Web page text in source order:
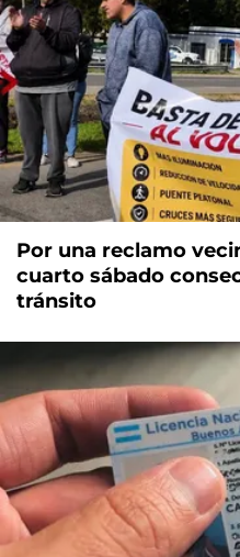
Por una reclamo
cuarto sábado
tránsito